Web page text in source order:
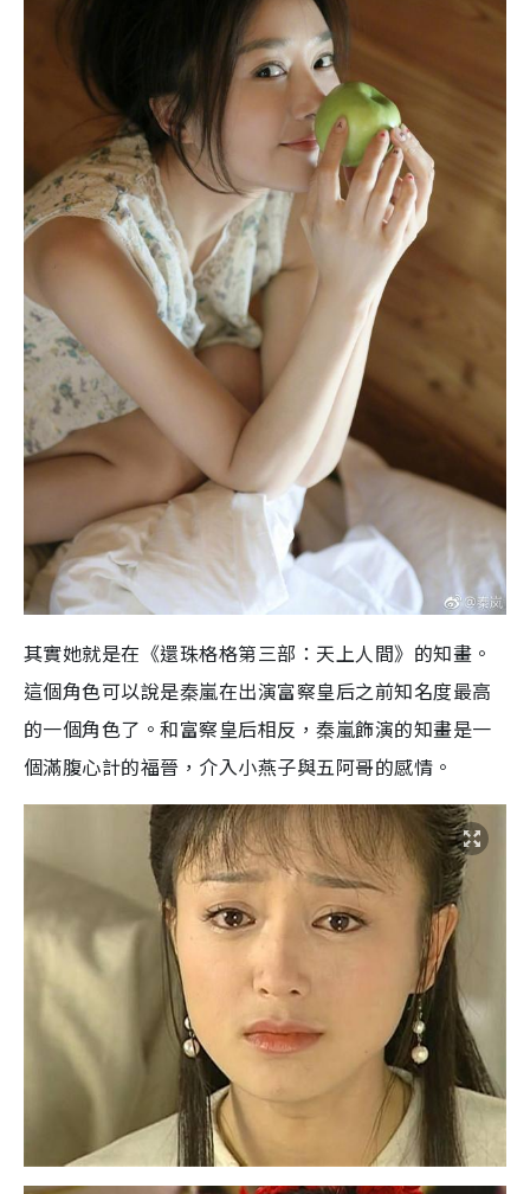
其實她就是在《還珠格格第三部：天上人間》的知畫。
這個角色可以說是秦嵐在出演富察皇后之前知名度最高
的一個角色了。和富察皇后相反，秦嵐飾演的知畫是一
個滿腹心計的福晉，介入小燕子與五阿哥的感情。